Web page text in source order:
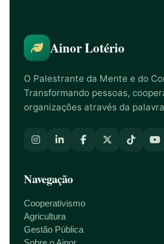
Ainor Lotério
O Palestrante da Mente e do
Transformando pessoas,
organizações através da
Navegação
Cooperativismo
Agricultura
Gestão Pública